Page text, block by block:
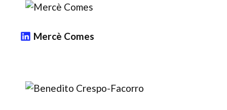
Mercè Comes